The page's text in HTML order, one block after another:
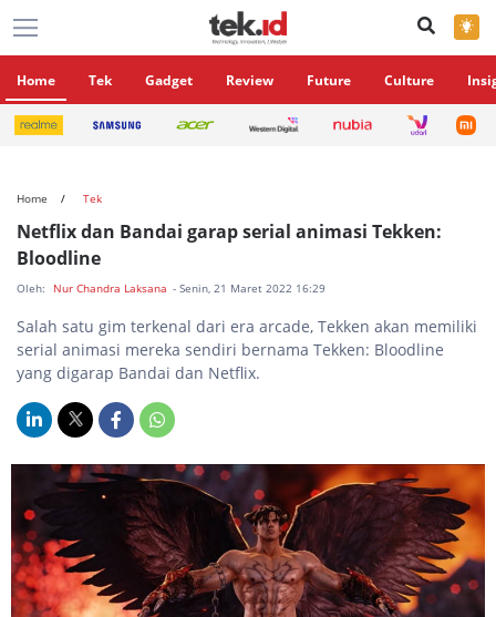
×
Home Tek Gadget Review Future Culture
Home Tek
Netflix dan Bandai garap serial animasi Tekken:
Bloodline
Oleh: Nur Chandra Laksana - Senin, 21 Maret 2022 16:29
Salah satu gim terkenal dari era arcade, Tekken akan memiliki
serial animasi mereka sendiri bernama Tekken: Bloodline
yang digarap Bandai dan Netflix.